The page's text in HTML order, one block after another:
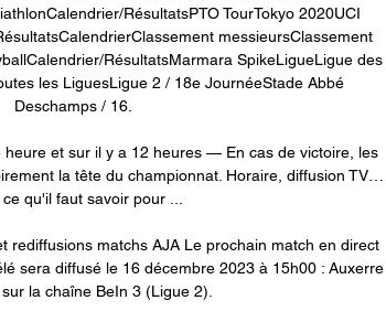
RésultatsPTO TourTokyo 2020UCI
messieursClassement
RésultatsMarmara SpikeLigueLigue des
les LiguesLigue 2 / 18e JournéeStade Abbé
Deschamps / 16.
heure et sur il y a 12 heures — En cas de victoire, les
la tête du championnat. Horaire, diffusion TV…
ce qu'il faut savoir pour ...
rediffusions matchs AJA Le prochain match en direct
sera diffusé le 16 décembre 2023 à 15h00 : Auxerre
la chaîne BeIn 3 (Ligue 2).